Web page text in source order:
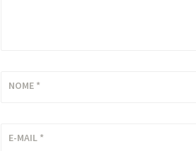
NOME *
E-MAIL *